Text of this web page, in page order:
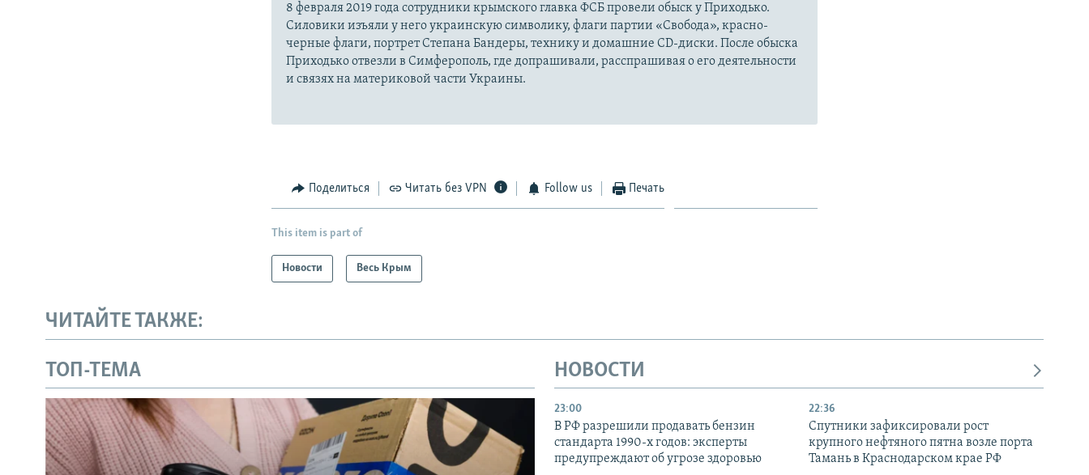
8 февраля 2019 года сотрудники крымского главка ФСБ провели обыск у Приходько.
Силовики изъяли у него украинскую символику, флаги партии «Свобода», красно-
черные флаги, портрет Степана Бандеры, технику и домашние CD-диски. После обыска
Приходько отвезли в Симферополь, где допрашивали, расспрашивая о его деятельности
и связях на материковой части Украины.
Поделиться Читать без VPN Follow us Печать
This item is part of
Новости Весь Крым
ЧИТАЙТЕ ТАКЖЕ:
ТОП-ТЕМА НОВОСТИ
23:00
В РФ разрешили продавать бензин
стандарта 1990-х годов: эксперты
предупреждают об угрозе здоровью
22:36
Спутники зафиксировали рост
крупного нефтяного пятна возле порта
Тамань в Краснодарском крае РФ